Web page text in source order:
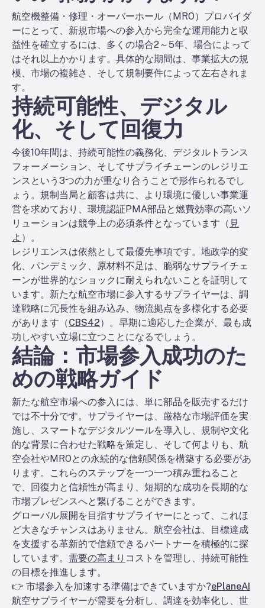
航空機整備・修理・オーバーホール（MRO）プロバイダ
ーにとって、新規市場への参入から完全な運用能力と収
益性を確立するには、多くの場合2～5年、場合によって
はそれ以上かかります。具体的な期間は、事業拡大の規
模、市場の複雑さ、そして規制要件によって左右されま
す。
持続可能性、デジタル
化、そして回復力
今後10年間は、持続可能性の義務化、デジタルトランス
フォーメーション、そしてサプライチェーンのレジリエ
ンスという3つの力が重なり合うことで形作られるでし
ょう。規制当局と顧客は共に、より環境に優しい事業運
営を求めており、環境認証PMA部品と燃費効率の高いソ
リューションは競争上の必須条件となっています（ 見
よ ）。
レジリエンスは依然として最優先事項です。地政学的変
化、パンデミック、原材料不足は、脆弱なサプライチェ
ーンが世界的なショックに耐えられないことを証明して
います。新たな航空市場に参入するサプライヤーは、調
達戦略に冗長性を組み込み、物流拠点を多様化する必要
があります（CBS42）。早期に適応した企業が、最も成
功しやすい立場に立つことになるでしょう。
結論：市場参入成功のた
めの戦略ガイド
新たな航空市場への参入には、単に部品を販売するだけ
では不十分です。サプライヤーは、厳格な市場評価を実
施し、スマートなデジタルツールを導入し、規制や文化
的な背景に合わせた戦略を策定し、そして何よりも、航
空会社やMROとの永続的な信頼関係を構築する必要があ
ります。これらのステップを一つ一つ積み重ねること
で、回復力と信頼性が高まり、短期的な成功を長期的な
市場プレゼンスへと繋げることができます。
グローバル展開を目指すサプライヤーにとって、これほ
ど大きなチャンスはありません。航空会社は、目標達成
を支援する革新的で信頼できるパートナーを積極的に探
しています。 需要の高まり コストを管理し、持続可能性
の目標を推進します。
👉 市場参入を加速する準備はできていますか?ePlaneAI
航空サプライヤーが需要を分析し、調達を効率化し、世